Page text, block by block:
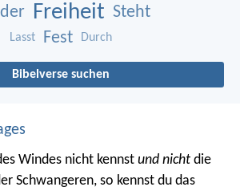
Freiheit Steht
Lasst Fest Durch
Bibelverse suchen
Windes nicht kennst und nicht die
Schwangeren, so kennst du das